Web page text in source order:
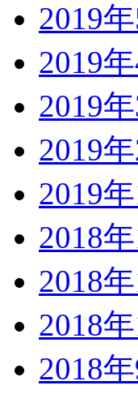
2019年
2019年
2019年
2019年
2019年
2018年
2018年
2018年
2018年